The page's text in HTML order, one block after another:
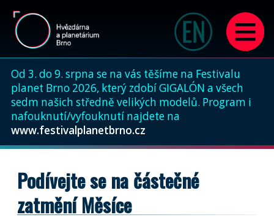
Od 3. do 9. srpna se na vás těšíme na Festivalu
planet Brno 2026, který zdobí GIGALÓN a všech
sedm našich středně velikých modelů. Program i
nafouknutí/vyfouknutí najdete na
www.festivalplanetbrno.cz
Podívejte se na částečné
zatmění Měsíce